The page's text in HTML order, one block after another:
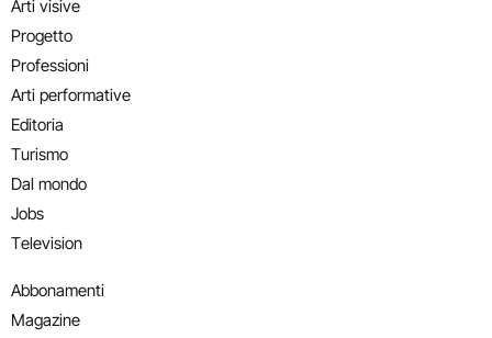
Arti visive
Progetto
Professioni
Arti performative
Editoria
Turismo
Dal mondo
Jobs
Television
Abbonamenti
Magazine